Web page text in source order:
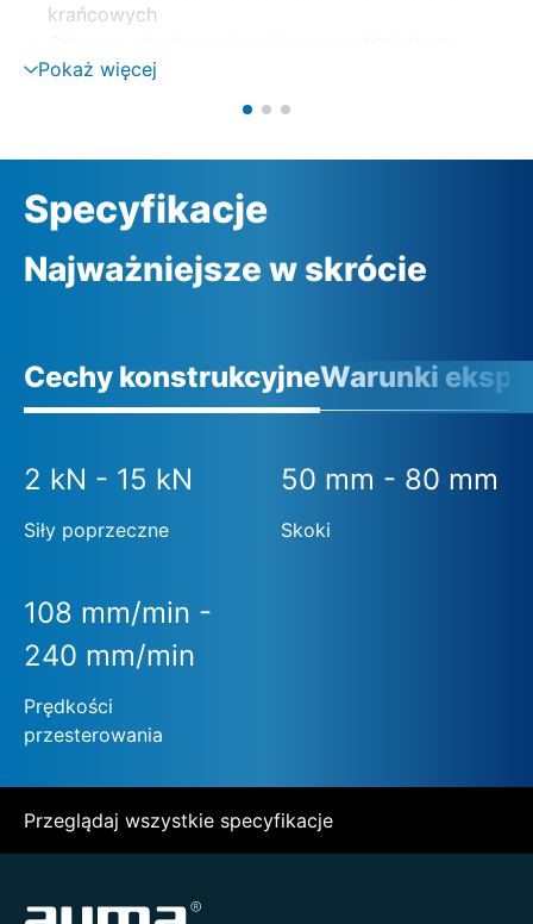
krańcowych
elektrycznym obszarem zaciskowym
Pokaż więcej
Specyfikacje
Najważniejsze w skrócie
Cechy konstrukcyjneWarunki
2 kN - 15 kN
Siły poprzeczne
50 mm - 80 mm
Skoki
108 mm/min -
240 mm/min
Prędkości
przesterowania
Przeglądaj wszystkie specyfikacje